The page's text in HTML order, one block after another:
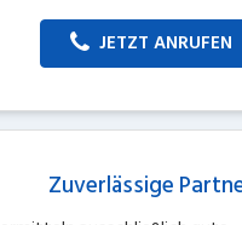
JETZT ANRUFEN
Zuverlässige